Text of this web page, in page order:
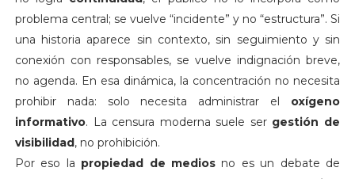
problema central; se vuelve “incidente” y no “estructura”. Si
una historia aparece sin contexto, sin seguimiento y sin
conexión con responsables, se vuelve indignación breve,
no agenda. En esa dinámica, la concentración no necesita
prohibir nada: solo necesita administrar el oxígeno
informativo. La censura moderna suele ser gestión de
visibilidad, no prohibición.
Por eso la propiedad de medios no es un debate de